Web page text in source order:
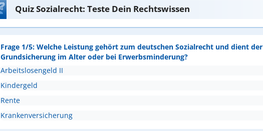
Quiz Sozialrecht: Teste Dein Rechtswissen
Frage 1/5: Welche Leistung gehört zum deutschen Sozialrecht und dient der
Grundsicherung im Alter oder bei Erwerbsminderung?
Arbeitslosengeld II
Kindergeld
Rente
Krankenversicherung